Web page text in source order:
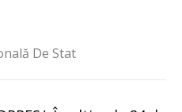
De Stat